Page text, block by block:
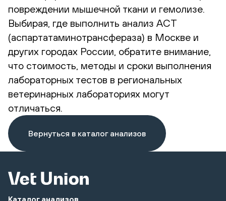
повреждении мышечной ткани и гемолизе.
Выбирая, где выполнить анализ АСТ
(аспартатаминотрансфераза) в Москве и
других городах России, обратите внимание,
что стоимость, методы и сроки выполнения
лабораторных тестов в региональных
ветеринарных лабораториях могут
отличаться.
Вернуться в каталог анализов
Каталог анализов